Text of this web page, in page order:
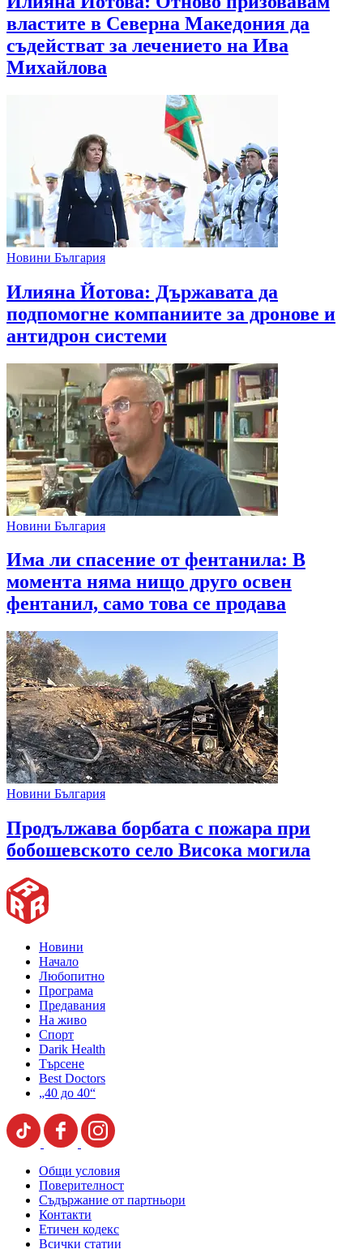
властите в Северна Македония да
съдействат за лечението на Ива
Михайлова
Новини България
Илияна Йотова: Държавата да
подпомогне компаниите за дронове и
антидрон системи
Новини България
Има ли спасение от фентанила: В
момента няма нищо друго освен
фентанил, само това се продава
Новини България
Продължава борбата с пожара при
бобошевското село Висока могила
Новини
Начало
Любопитно
Програма
Предавания
На живо
Спорт
Darik Health
Търсене
Best Doctors
„40 до 40“
Общи условия
Поверителност
Съдържание от партньори
Контакти
Етичен кодекс
Всички статии